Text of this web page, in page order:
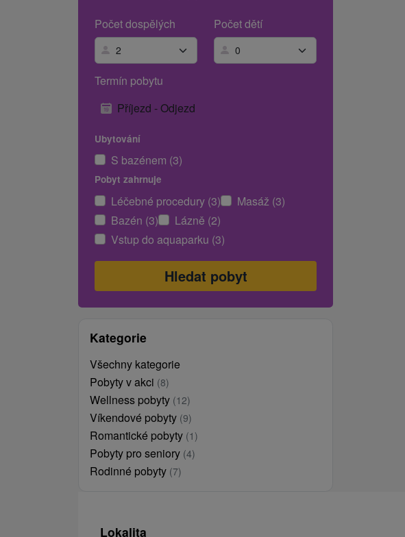
Počet dospělých
Počet dětí
Termín pobytu
Příjezd - Odjezd
Ubytování
S bazénem (3)
Pobyt zahrnuje
Léčebné procedury (3)
Masáž (3)
Bazén (3)
Lázně (2)
Vstup do aquaparku (3)
Kategorie
Všechny kategorie
Pobyty v akci (8)
Wellness pobyty (12)
Víkendové pobyty (9)
Romantické pobyty (1)
Pobyty pro seniory (4)
Rodinné pobyty (7)
Lokalita